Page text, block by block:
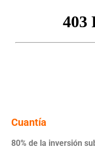
Cuantía
80% de la inversión